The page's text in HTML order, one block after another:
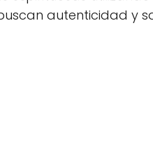
autenticidad y